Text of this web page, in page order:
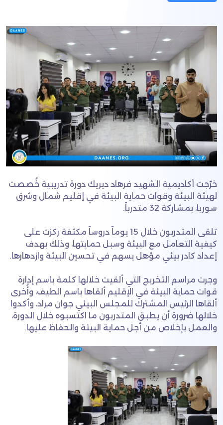
خرَّجت أكاديمية الشهيد فرهاد ديريك دورة تدريبية خُصصت
لهيئة البيئة وقوات حماية البيئة في إقليم شمال وشرق
سوريا، بمشاركة 32 متدرباً.
تلقى المتدربون خلال 15 يوماً دروساً مكثفة ركزت على
كيفية التعامل مع البيئة وسبل حمايتها، وذلك بهدف
إعداد كادر بيئي مؤهل يسهم في تحسين البيئة وازدهارها.
وجرت مراسم التخريج التي ألقيت خلالها كلمة باسم إدارة
قوات حماية البيئة في الإقليم ألقاها باسم الطيف، وأُخرى
ألقاها الرئيس المشترك للمجلس البيئي جوان مراد، وأكدوا
خلالها ضرورة أن يطبق المتدربون ما اكتسبوه خلال الدورة،
والعمل بإخلاص من أجل حماية البيئة والحفاظ عليها.